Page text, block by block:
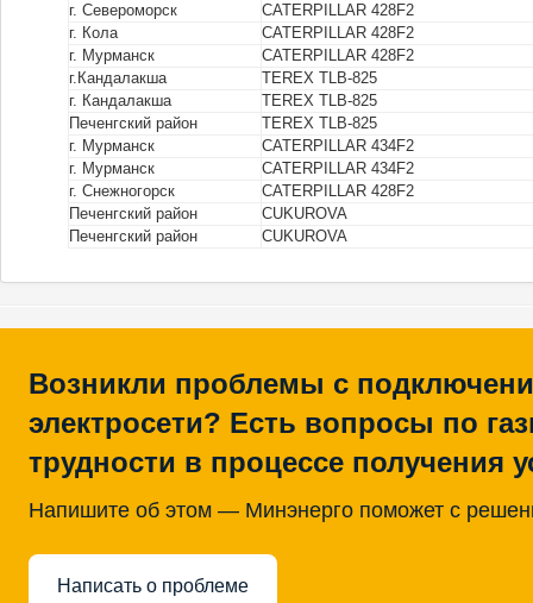
г. Североморск
CATERPILLAR 428F2
г. Кола
CATERPILLAR 428F2
г. Мурманск
CATERPILLAR 428F2
г.Кандалакша
TEREX TLB-825
г. Кандалакша
TEREX TLB-825
Печенгский район
TEREX TLB-825
г. Мурманск
CATERPILLAR 434F2
г. Мурманск
CATERPILLAR 434F2
г. Снежногорск
CATERPILLAR 428F2
Печенгский район
CUKUROVA
Печенгский район
CUKUROVA
Возникли проблемы с
электросети? Есть вопросы по
трудности в процессе получения
Напишите об этом — Минэнерго поможет с
Написать о проблеме